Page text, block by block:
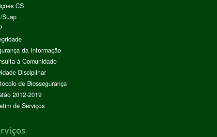
CS
Suap
da Informação
à Comunidade
Disciplinar
de Biossegurança
2012-2019
de Serviços